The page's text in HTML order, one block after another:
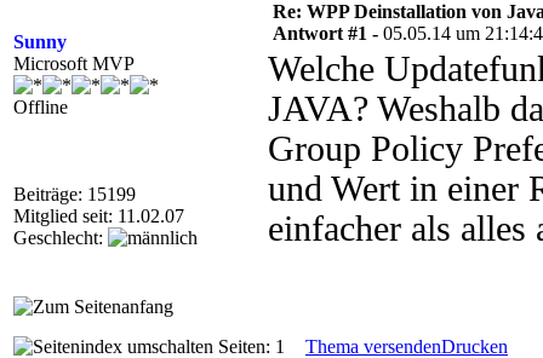
Sunny
Microsoft MVP
Offline
Beiträge: 15199
Mitglied seit: 11.02.07
Geschlecht:
Re: WPP Deinstallation von
Antwort #1 - 05.05.14 um
Welche
JAVA? Weshalb
Group Policy
und Wert in einer
einfacher als alles
Seiten: 1 Thema versendenDrucken